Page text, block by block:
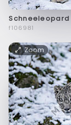
Schneeleopard
f106981
Zoom